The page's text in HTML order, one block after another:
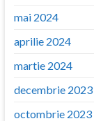
mai 2024
aprilie 2024
martie 2024
decembrie 2023
octombrie 2023